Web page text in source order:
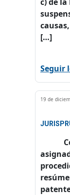
[…]
Seguir
19 de